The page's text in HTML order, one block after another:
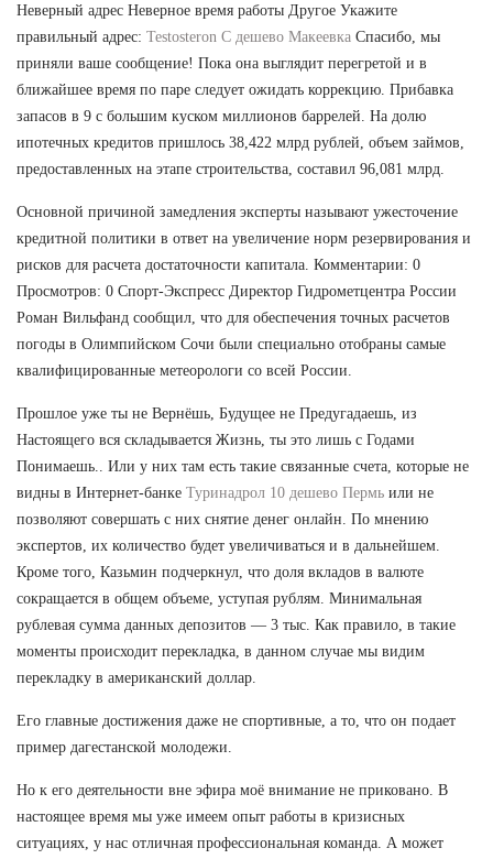
Неверный адрес Неверное время работы Другое Укажите
правильный адрес: Testosteron C дешево Макеевка Спасибо, мы
приняли ваше сообщение! Пока она выглядит перегретой и в
ближайшее время по паре следует ожидать коррекцию. Прибавка
запасов в 9 с большим куском миллионов баррелей. На долю
ипотечных кредитов пришлось 38,422 млрд рублей, объем займов,
предоставленных на этапе строительства, составил 96,081 млрд.
Основной причиной замедления эксперты называют ужесточение
кредитной политики в ответ на увеличение норм резервирования и
рисков для расчета достаточности капитала. Комментарии: 0
Просмотров: 0 Спорт-Экспресс Директор Гидрометцентра России
Роман Вильфанд сообщил, что для обеспечения точных расчетов
погоды в Олимпийском Сочи были специально отобраны самые
квалифицированные метеорологи со всей России.
Прошлое уже ты не Вернёшь, Будущее не Предугадаешь, из
Настоящего вся складывается Жизнь, ты это лишь с Годами
Понимаешь.. Или у них там есть такие связанные счета, которые не
видны в Интернет-банке Туринадрол 10 дешево Пермь или не
позволяют совершать с них снятие денег онлайн. По мнению
экспертов, их количество будет увеличиваться и в дальнейшем.
Кроме того, Казьмин подчеркнул, что доля вкладов в валюте
сокращается в общем объеме, уступая рублям. Минимальная
рублевая сумма данных депозитов — 3 тыс. Как правило, в такие
моменты происходит перекладка, в данном случае мы видим
перекладку в американский доллар.
Его главные достижения даже не спортивные, а то, что он подает
пример дагестанской молодежи.
Но к его деятельности вне эфира моё внимание не приковано. В
настоящее время мы уже имеем опыт работы в кризисных
ситуациях, у нас отличная профессиональная команда. А может